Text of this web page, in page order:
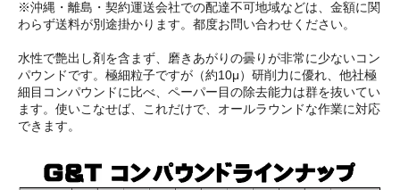
※沖縄・離島・契約運送会社での配達不可地域などは、金額に関
わらず送料が別途掛かります。都度お問い合わせください。
水性で艶出し剤を含まず、磨きあがりの曇りが非常に少ないコン
パウンドです。極細粒子ですが（約10μ）研削力に優れ、他社極
細目コンパウンドに比べ、ペーパー目の除去能力は群を抜いてい
ます。使いこなせば、これだけで、オールラウンドな作業に対応
できます。